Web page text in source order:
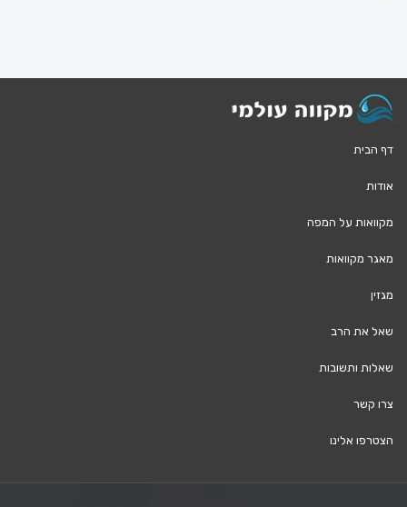
דף הבית
אודות
מקוואות על המפה
מאגר מקוואות
מגזין
שאל את הרב
שאלות ותשובות
צרו קשר
הצטרפו אלינו